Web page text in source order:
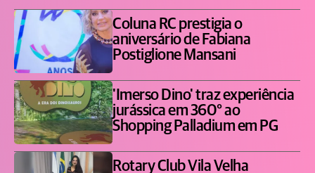
Coluna RC prestigia o
aniversário de Fabiana
Postiglione Mansani
'Imerso Dino' traz experiência
jurássica em 360° ao
Shopping Palladium em PG
Rotary Club Vila Velha